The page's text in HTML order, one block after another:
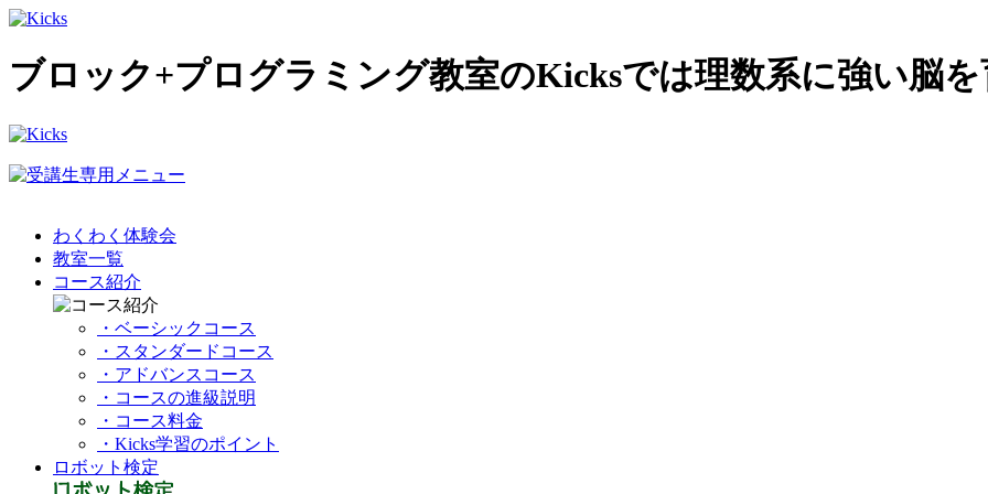
ブロック+プログラミング教室のKicksでは理数系に強い脳
わくわく体験会
教室一覧
コース紹介
・ベーシックコース
・スタンダードコース
・アドバンスコース
・コースの進級説明
・コース料金
・Kicks学習のポイント
ロボット検定